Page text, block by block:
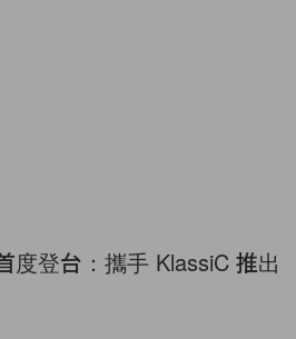
度登台：攜手 KlassiC 推出